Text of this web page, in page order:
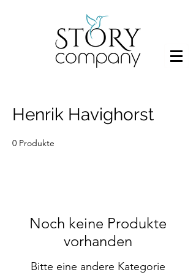
Henrik Havighorst
0 Produkte
Noch keine Produkte
vorhanden
Bitte eine andere Kategorie